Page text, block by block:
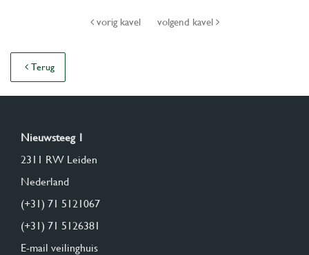
vorig kavel volgend kavel
Terug
Nieuwsteeg 1
2311 RW Leiden
Nederland
(+31) 71 5121067
(+31) 71 5126381
E-mail veilinghuis